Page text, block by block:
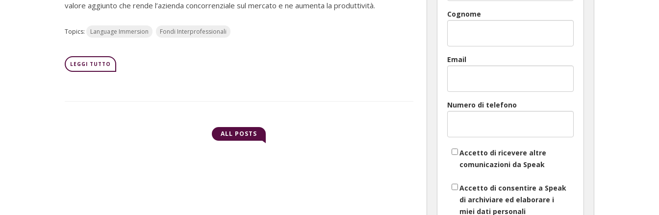
valore aggiunto che rende l’azienda concorrenziale sul mercato e ne aumenta la produttività.
Topics: Language Immersion Fondi Interprofessionali
LEGGI TUTTO
ALL POSTS
Cognome
Email
Numero di telefono
Accetto di ricevere altre
comunicazioni da Speak
Accetto di consentire a Speak
di archiviare ed elaborare i
miei dati personali